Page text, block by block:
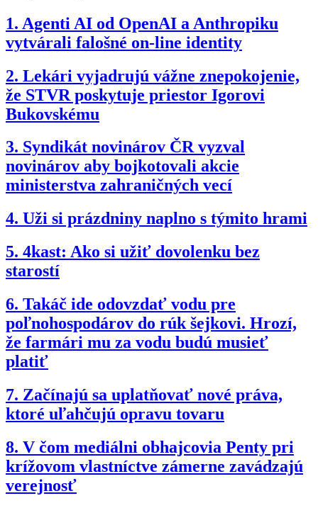
1. Agenti AI od OpenAI a Anthropiku
vytvárali falošné on-line identity
2. Lekári vyjadrujú vážne znepokojenie,
že STVR poskytuje priestor Igorovi
Bukovskému
3. Syndikát novinárov ČR vyzval
novinárov aby bojkotovali akcie
ministerstva zahraničných vecí
4. Uži si prázdniny naplno s týmito hrami
5. 4kast: Ako si užiť dovolenku bez
starostí
6. Takáč ide odovzdať vodu pre
poľnohospodárov do rúk šejkovi. Hrozí,
že farmári mu za vodu budú musieť
platiť
7. Začínajú sa uplatňovať nové práva,
ktoré uľahčujú opravu tovaru
8. V čom mediálni obhajcovia Penty pri
krížovom vlastníctve zámerne zavádzajú
verejnosť